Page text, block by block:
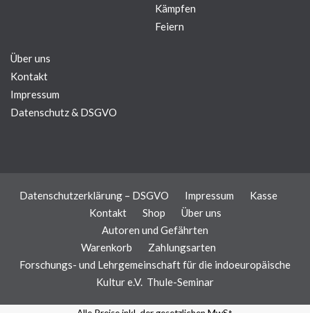
Kämpfen
Feiern
Über uns
Kontakt
Impressum
Datenschutz & DSGVO
Datenschutzerklärung – DSGVO Impressum
Kasse
Kontakt
Shop
Über uns
Autoren und Gefährten
Warenkorb
Zahlungsarten
Forschungs- und Lehrgemeinschaft für die indoeuropäische
Kultur e.V. Thule-Seminar